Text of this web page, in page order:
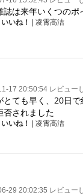
誌は来年いくつの
いいね！ | 凌霄高洁
17 20:50:54 レビュー
とても早く、20日
否されました
いいね！ | 凌霄高洁
29 20:02:35 レビュー